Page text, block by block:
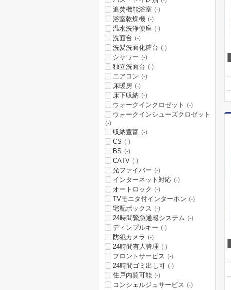
追焚機能浴室 (-)
浴室乾燥機 (-)
温水洗浄便座 (-)
洗面台 (-)
洗髪洗面化粧台 (-)
シャワー (-)
独立洗面台 (-)
エアコン (-)
床暖房 (-)
床下収納 (-)
ウォークインクロゼット (-)
ウォークインシューズクロゼット
(-)
収納豊富 (-)
CS (-)
BS (-)
CATV (-)
光ファイバー (-)
インターネット対応 (-)
オートロック (-)
TVモニタ付インターホン (-)
宅配ボックス (-)
24時間緊急通報システム (-)
ディンプルキー (-)
防犯カメラ (-)
24時間有人管理 (-)
フロントサービス (-)
24時間ゴミ出し可 (-)
住戸内覧可能 (-)
コンシェルジュサービス (-)